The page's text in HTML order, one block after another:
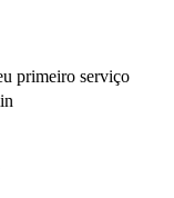
primeiro serviço